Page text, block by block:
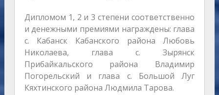
Дипломом 1, 2 и 3 степени соответственно
и денежными премиями награждены: глава
с. Кабанск Кабанского района Любовь
Николаева, глава с. Зырянск
Прибайкальского района Владимир
Погорельский и глава с. Большой Луг
Кяхтинского района Людмила Тарова.